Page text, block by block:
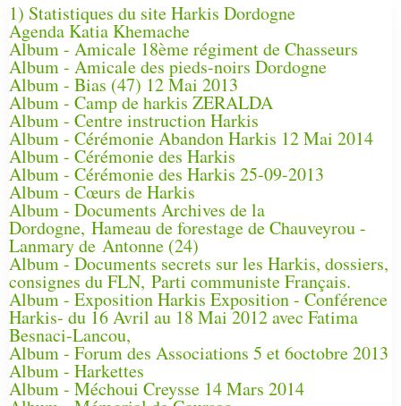
1) Statistiques du site Harkis Dordogne
Agenda Katia Khemache
Album - Amicale 18ème régiment de Chasseurs
Album - Amicale des pieds-noirs Dordogne
Album - Bias (47) 12 Mai 2013
Album - Camp de harkis ZERALDA
Album - Centre instruction Harkis
Album - Cérémonie Abandon Harkis 12 Mai 2014
Album - Cérémonie des Harkis
Album - Cérémonie des Harkis 25-09-2013
Album - Cœurs de Harkis
Album - Documents Archives de la
Dordogne, Hameau de forestage de Chauveyrou -
Lanmary de Antonne (24)
Album - Documents secrets sur les Harkis, dossiers,
consignes du FLN, Parti communiste Français.
Album - Exposition Harkis Exposition - Conférence
Harkis- du 16 Avril au 18 Mai 2012 avec Fatima
Besnaci-Lancou,
Album - Forum des Associations 5 et 6octobre 2013
Album - Harkettes
Album - Méchoui Creysse 14 Mars 2014